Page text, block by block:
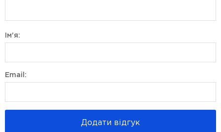
Ім'я:
Email:
Додати відгук